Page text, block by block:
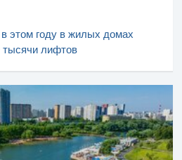
этом году в жилых домах
лифтов